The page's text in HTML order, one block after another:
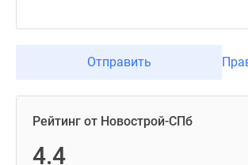
Отправить
Рейтинг от Новострой-СПб
4.4